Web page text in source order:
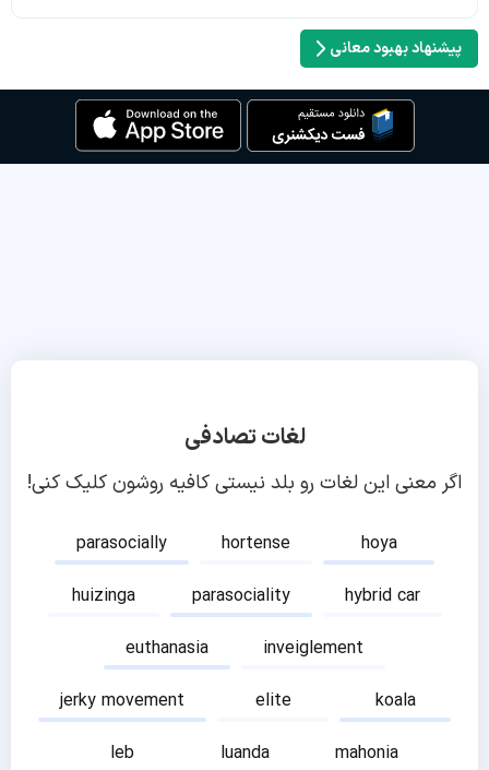
پیشنهاد بهبود معانی
لغات تصادفی
اگر معنی این لغات رو بلد نیستی کافیه روشون کلیک کنی!
parasocially hortense
hoya
huizinga
parasociality
hybrid car
euthanasia
inveiglement
jerky movement
elite
koala
leb
luanda
mahonia